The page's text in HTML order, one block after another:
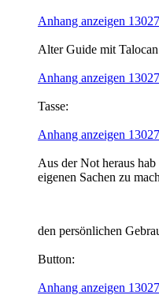
Anhang anzeigen
Alter Guide mit
Anhang anzeigen
Tasse:
Anhang anzeigen
Aus der Not heraus
eigenen Sachen zu
den persönlichen
Button:
Anhang anzeigen